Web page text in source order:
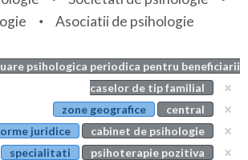
Asociatii de psihologie
psihologica periodica pentru beneficiarii
caselor de tip familial
zone geografice
central
juridice
cabinet de psihologie
specialitati
psihoterapie pozitiva